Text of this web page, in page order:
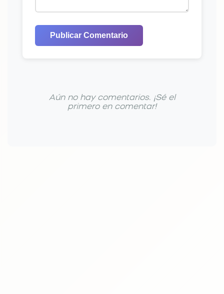
Publicar Comentario
Aún no hay comentarios. ¡Sé el
primero en comentar!